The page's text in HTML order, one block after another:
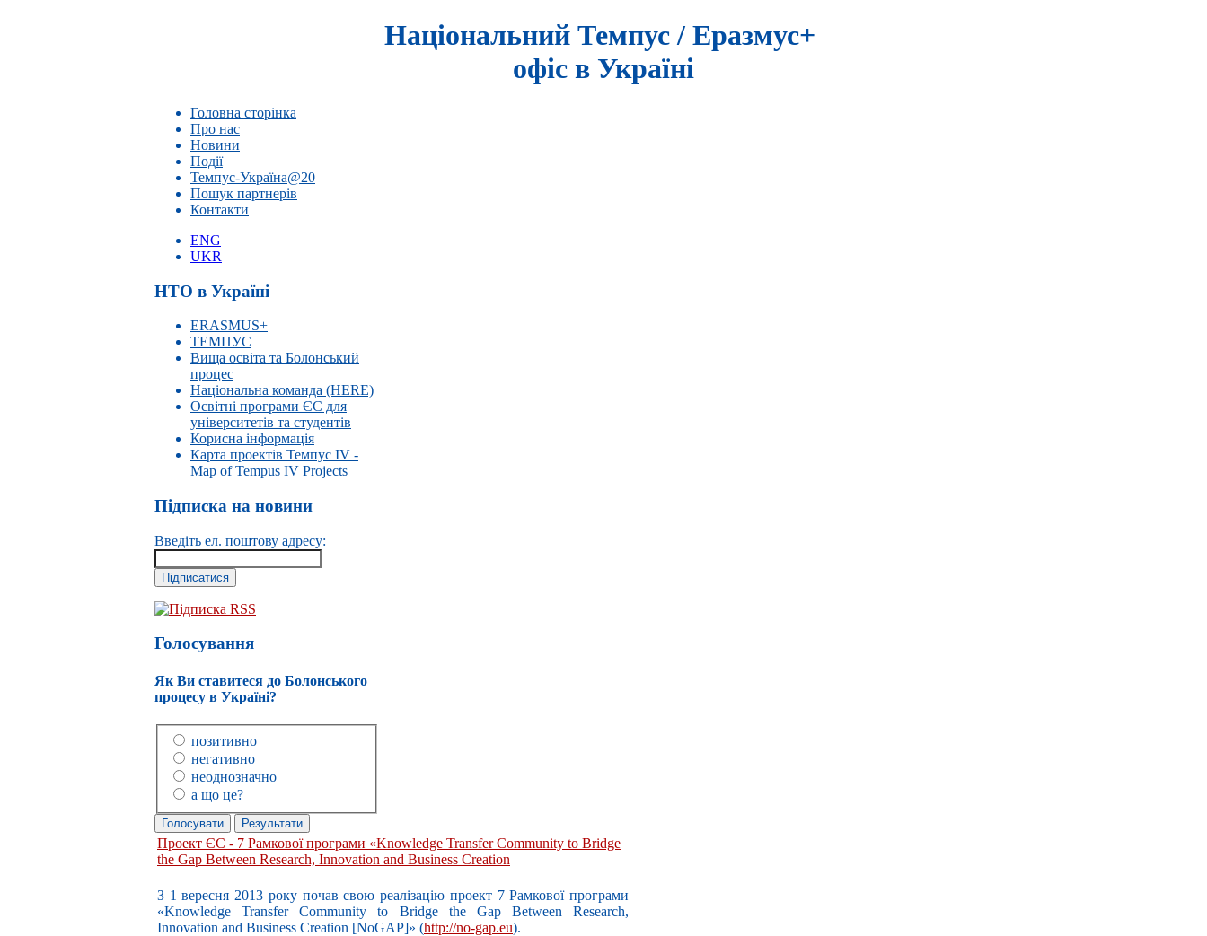
Національний Темпус / Еразмус+
офіс в Україні
Головна сторінка
Про нас
Новини
Події
Темпус-Україна@20
Пошук партнерів
Контакти
ENG
UKR
НТО в Україні
ERASMUS+
ТЕМПУС
Вища освіта та Болонський
процес
Національна команда (HERE)
Освітні програми ЄС для
університетів та студентів
Корисна інформація
Карта проектів Темпус IV -
Map of Tempus IV Projects
Підписка на новини
Введіть ел. поштову адресу:
Підписка RSS
Голосування
Як Ви ставитеся до Болонського
процесу в Україні?
позитивно
негативно
неоднозначно
а що це?
Проект ЄС - 7 Рамкової програми «Knowledge Transfer Community to Bridge
the Gap Between Research, Innovation and Business Creation
З 1 вересня 2013 року почав свою реалізацію проект 7 Рамкової програми
«Knowledge Transfer Community to Bridge the Gap Between Research,
Innovation and Business Creation [NoGAP]» (http://no-gap.eu).